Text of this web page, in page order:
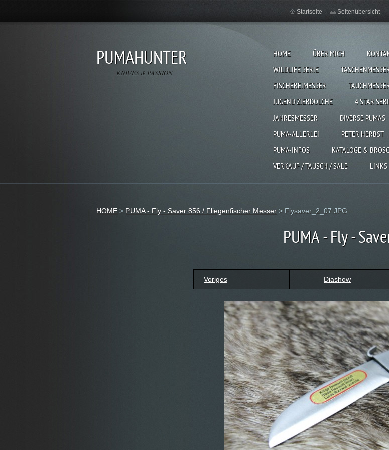
PUMAHUNTER
KNIVES & PASSION
HOME ÜBER MICH
WILDLIFE SERIE
FISCHEREIMESSER
JUGEND ZIERDOLCHE
4 STAR
JAHRESMESSER
DIVERSE PUMAS
PUMA-ALLERLEI
PETER HERBST
PUMA-INFOS
KATALOGE &
VERKAUF / TAUSCH / SALE
LINKS
Startseite Seitenübersicht
HOME > PUMA - Fly - Saver 856 / Fliegenfischer Messer > Flysaver_2_07.JPG
PUMA - Fly -
Voriges Diashow